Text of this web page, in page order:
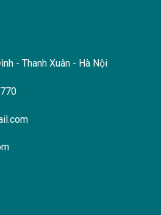
- Thanh Xuân - Hà Nội